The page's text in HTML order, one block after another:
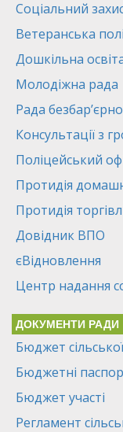
Соціальний
Ветеранська
Дошкільна
Молодіжна рада
Рада
Консультації з
Поліцейський
Протидія
Протидія
Довідник ВПО
єВідновлення
Центр надання
ДОКУМЕНТИ РАДИ
Бюджет
Бюджетні
Бюджет участі
Регламент